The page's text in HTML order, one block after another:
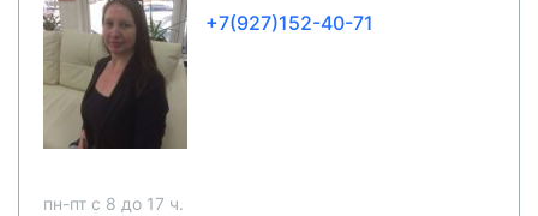
+7(927)152-40-71
пн-пт c 8 до 17 ч.